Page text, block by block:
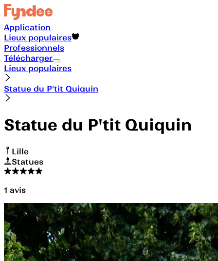
Application
Lieux populaires
Professionnels
Télécharger
Lieux populaires
Statue du P'tit Quiquin
Statue du P'tit Quiquin
Lille
Statues
1 avis